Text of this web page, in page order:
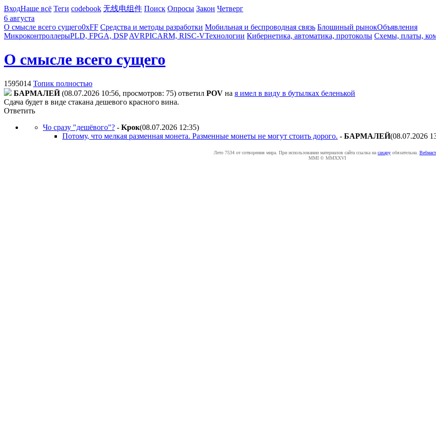
ВходНаше всё Теги codebook 无线电组件 Поиск Опросы Закон Четверг
6 августа
О смысле всего сущего0xFF Средства и методы разработки Мобильная и беспроводная связь Блошиный рынокОбъявления
МикроконтроллерыPLD, FPGA, DSP AVRPICARM, RISC-VТехнологии Кибернетика, автоматика, протоколы Схемы, платы,
О смысле всего сущего
1595014 Топик полностью
БAPMAЛEЙ (08.07.2026 10:56, просмотров: 75) ответил POV на я имел в виду в бутылках беленькой
Сдача будет в виде стакана дешевого красного вина.
Ответить
Чо сразу "дешёвого"? - Kpoк(08.07.2026 12:35)
Потому, что мелкая разменная монета. Разменные монеты не могут стоить дорого. - БAPMAЛEЙ(08.07.2026
Лето 7534 от сотворения мира. При использовании материалов сайта ссылка на caxapу обязательна.
MMI © MMXXVI